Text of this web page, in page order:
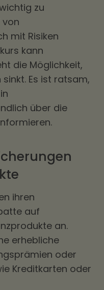
zu
mit Risiken
kann
die Möglichkeit,
Es ist ratsam,
über die
ihren
auf
an.
erhebliche
oder
Kreditkarten oder